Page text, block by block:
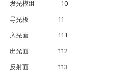
发光模组 10
导光板 11
入光面 111
出光面 112
反射面 113